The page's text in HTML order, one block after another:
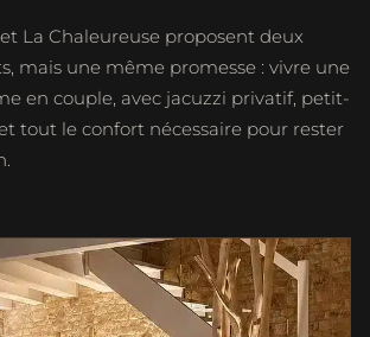
La Chaleureuse proposent deux
mais une même promesse : vivre une
en couple, avec jacuzzi privatif, petit-
tout le confort nécessaire pour rester